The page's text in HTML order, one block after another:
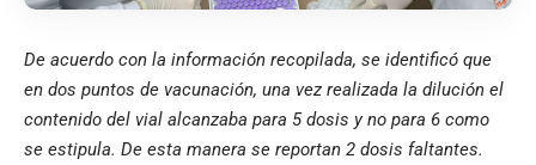
De acuerdo con la información recopilada, se identificó que
en dos puntos de vacunación, una vez realizada la dilución el
contenido del vial alcanzaba para 5 dosis y no para 6 como
se estipula. De esta manera se reportan 2 dosis faltantes.